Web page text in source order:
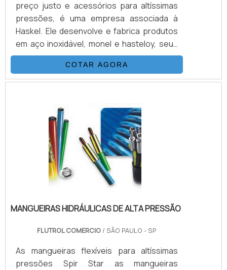
preço justo e acessórios para altíssimas
pressões, é uma empresa associada à
Haskel. Ele desenvolve e fabrica produtos
em aço inoxidável, monel e hasteloy, seus
principais ítens são Válvulas Esfera, Agulha,
Retenção, Tubos Conexões e Niple.
Também fornece equipamentos para sub-
Suas principais aplicações são sistemas
hidráulicos, equipamentos e sistemas para
gases e aplicações para Sub-
Sea.VANTAGENS QUE MERECEM SER DE.
COTAR AGORA
MANGUEIRAS HIDRÁULICAS DE ALTA PRESSÃO
FLUTROL COMERCIO / SÃO PAULO - SP
As mangueiras flexíveis para altíssimas
pressões Spir Star as mangueiras